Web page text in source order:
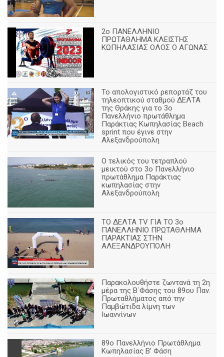
2ο ΠΑΝΕΛΛΗΝΙΟ
ΠΡΩΤΑΘΛΗΜΑ ΚΛΕΙΣΤΗΣ
ΚΩΠΗΛΑΣΙΑΣ ΟΛΟΣ Ο ΑΓΩΝΑΣ
Το απολογιστικό ρεπορτάζ του
τηλεοπτικού σταθμού ΔΕΛΤΑ
της Θράκης για το 3ο
Πανελλήνιο πρωτάθλημα
Παράκτιας Κωπηλασίας Beach
sprint που έγινε στην
Αλεξανδρούπολη
Ο τελικός του τετραπλού
μεικτού στο 3ο Πανελλήνιο
πρωτάθλημα Παράκτιας
κωπηλασίας στην
Αλεξανδρούπολη
ΤΟ ΔΕΛΤΑ ΤV ΓΙΑ ΤΟ 3ο
ΠΑΝΕΛΛΗΝΙΟ ΠΡΩΤΑΘΛΗΜΑ
ΠΑΡΑΚΤΙΑΣ ΣΤΗΝ
ΑΛΕΞΑΝΔΡΟΥΠΟΛΗ
Παρακολουθήστε ζωντανά τη 2η
μέρα της Β΄Φάσης του 89ου Παν.
Πρωταθλήματος από την
Παμβώτιδα λίμνη των
Ιωαννίνων
89o Πανελλήνιο Πρωτάθλημα
Κωπηλασίας Β' Φάση